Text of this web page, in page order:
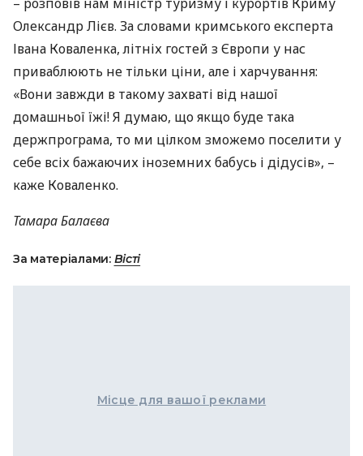
Олександр Лієв. За словами кримського експерта
Івана Коваленка, літніх гостей з Європи у нас
приваблюють не тільки ціни, але і харчування:
«Вони завжди в такому захваті від нашої
домашньої їжі! Я думаю, що якщо буде така
держпрограма, то ми цілком зможемо поселити у
себе всіх бажаючих іноземних бабусь і дідусів», –
каже Коваленко.
Тамара Балаєва
За матеріалами: Вісті
Місце для вашої реклами